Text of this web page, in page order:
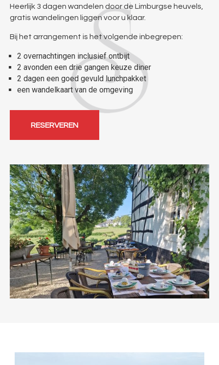
Heerlijk 3 dagen wandelen door de Limburgse heuvels,
gratis wandelingen liggen voor u klaar.
Bij het arrangement is het volgende inbegrepen:
2 overnachtingen inclusief ontbijt
2 avonden een drie gangen keuze diner
2 dagen een goed gevuld lunchpakket
een wandelkaart van de omgeving
RESERVEREN